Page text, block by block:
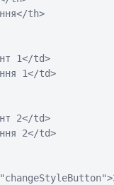
th>
1</td>
1</td>
2</td>
2</td>